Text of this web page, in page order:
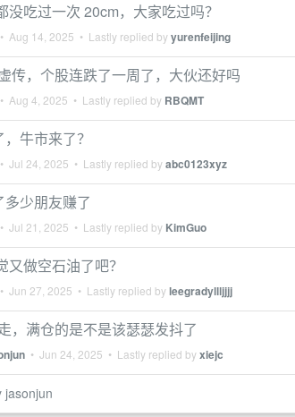
没吃过一次 20cm，大家吃过吗？
• Aug 14, 2025 • Lastly replied byyurenfeijing
传，个股连跌了一周了，大伙还好吗
• Aug 4, 2025 • Lastly replied by RBQMT
牛市来了？
• Jul 24, 2025 • Lastly replied byabc0123xyz
少朋友赚了
• Jul 21, 2025 • Lastly replied by KimGuo
又做空石油了吧？
• Jun 27, 2025 • Lastly replied byleegradyllljjjj
，满仓的是不是该瑟瑟发抖了
• Jun 24, 2025 • Lastly replied byxiejc
jasonjun